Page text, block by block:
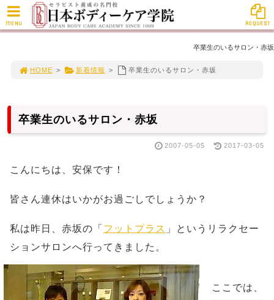
卒業生のいるサロン・赤坂
HOME > 新着情報 > 卒業生のいるサロン・赤坂
卒業生のいるサロン・赤坂
2007-05-05 2017-03-05
こんにちは、安保です！
皆さん連休はいかがお過ごしでしょうか？
私は昨日、赤坂の「 フットプラス 」というリラクセー
ションサロンへ行ってきました。
ここでは、
MENU REQUEST